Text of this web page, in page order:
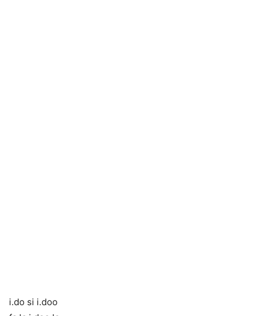
i.do si i.doo